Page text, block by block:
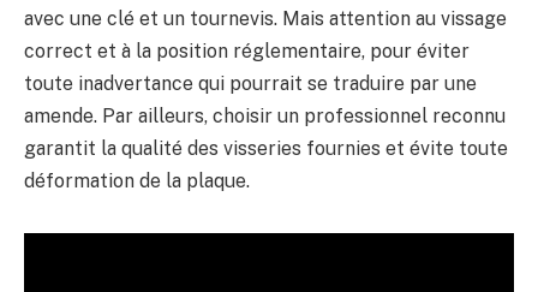
avec une clé et un tournevis. Mais attention au vissage
correct et à la position réglementaire, pour éviter
toute inadvertance qui pourrait se traduire par une
amende. Par ailleurs, choisir un professionnel reconnu
garantit la qualité des visseries fournies et évite toute
déformation de la plaque.